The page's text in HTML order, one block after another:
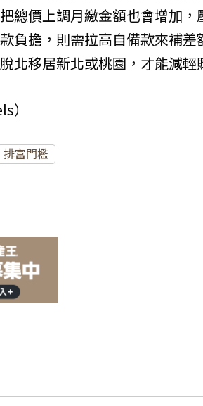
總價上調月繳金額也會增加，
負擔，則需拉高自備款來補差
北移居新北或桃園，才能減輕
）
排富門檻